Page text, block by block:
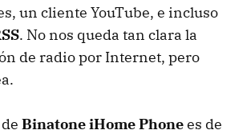
un cliente YouTube, e incluso
. No nos queda tan clara la
de radio por Internet, pero
Binatone iHome Phonees de